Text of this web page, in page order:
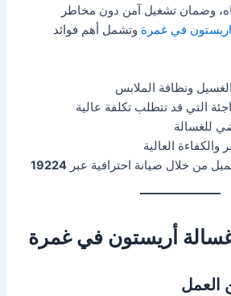
وضمان تشغيل آمن دون مخاطر
في غمرة وتشمل أهم فوائد
ونظافة الملابس
التي قد تتطلب تكلفة عالية
للغسالة
العالية
من خلال صيانة احترافية عبر19224
أريستون في غمرة
العمل